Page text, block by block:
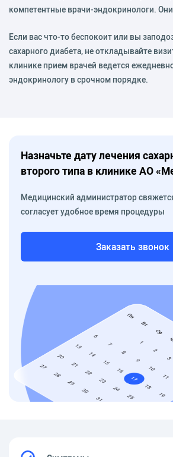
компетентные врачи-эндокринологи.
Если вас что-то беспокоит или вы
сахарного диабета, не откладывайте
клинике прием врачей ведется
эндокринологу в срочном порядке.
Назначьте дату лечения
второго типа в клинике АО
Медицинский администратор
согласует удобное время процедуры
Заказать звонок